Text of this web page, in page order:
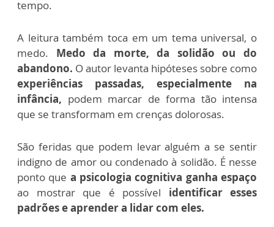
tempo.
A leitura também toca em um tema universal, o
medo. Medo da morte, da solidão ou do
abandono. O autor levanta hipóteses sobre como
experiências passadas, especialmente na
infância, podem marcar de forma tão intensa
que se transformam em crenças dolorosas.
São feridas que podem levar alguém a se sentir
indigno de amor ou condenado à solidão. É nesse
ponto que a psicologia cognitiva ganha espaço
ao mostrar que é possível identificar esses
padrões e aprender a lidar com eles.